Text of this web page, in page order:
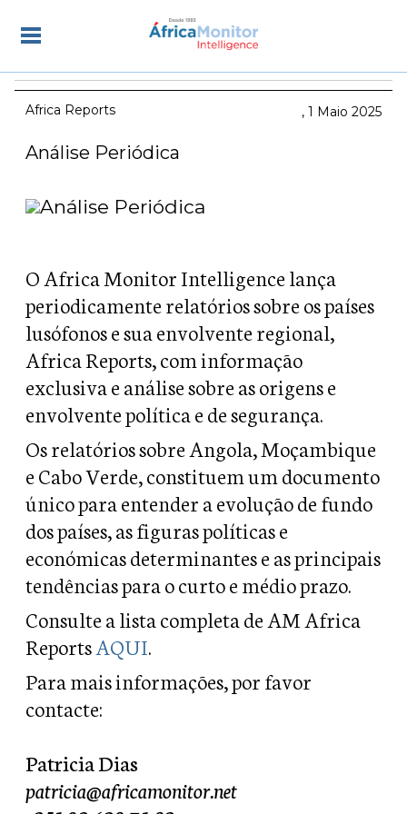
Africa Reports 1 Maio 2025
Análise Periódica
O Africa Monitor Intelligence lança
periodicamente relatórios sobre os países
lusófonos e sua envolvente regional,
Africa Reports, com informação
exclusiva e análise sobre as origens e
envolvente política e de segurança.
Os relatórios sobre Angola, Moçambique
e Cabo Verde, constituem um documento
único para entender a evolução de fundo
dos países, as figuras políticas e
económicas determinantes e as principais
tendências para o curto e médio prazo.
Consulte a lista completa de AM Africa
ReportsAQUI.
Para mais informações, por favor
contacte:
Patricia Dias
patricia@africamonitor.net